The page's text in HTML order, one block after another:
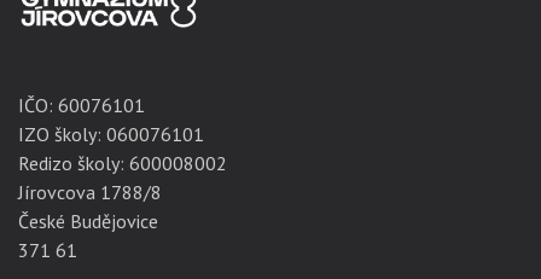
IČO: 60076101
IZO školy: 060076101
Redizo školy: 600008002
Jírovcova 1788/8
České Budějovice
371 61